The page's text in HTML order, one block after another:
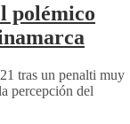
polémico
tras un penalti muy
percepción del